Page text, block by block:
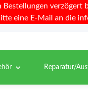
eine E-Mail an die
Reparatur/